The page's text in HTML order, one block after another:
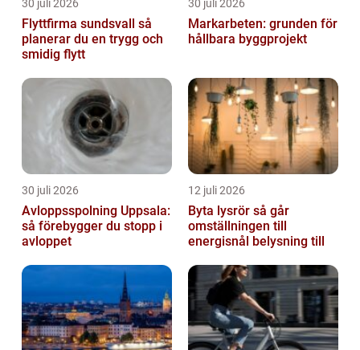
30 juli 2026
Flyttfirma sundsvall så
planerar du en trygg och
smidig flytt
30 juli 2026
Markarbeten: grunden för
hållbara byggprojekt
30 juli 2026
Avloppsspolning Uppsala:
så förebygger du stopp i
avloppet
12 juli 2026
Byta lysrör så går
omställningen till
energisnål belysning till